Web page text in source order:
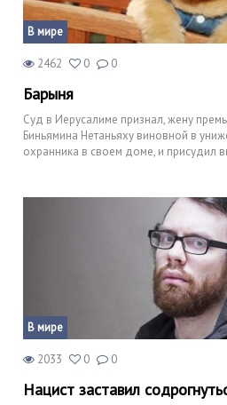
В мире
2462 0 0
Барыня
Суд в Иерусалиме признал, жену
Биньямина Нетаньяху виновной в
охранника в своем доме, и присудил
В мире
2033 0 0
Нацист заставил